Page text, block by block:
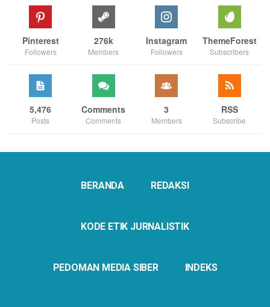
Pinterest
Followers
276k
Members
Instagram
Followers
ThemeForest
Subscribers
5,476
Posts
Comments
Comments
3
Members
RSS
Subscribe
BERANDA REDAKSI
KODE ETIK JURNALISTIK
PEDOMAN MEDIA SIBER INDEKS